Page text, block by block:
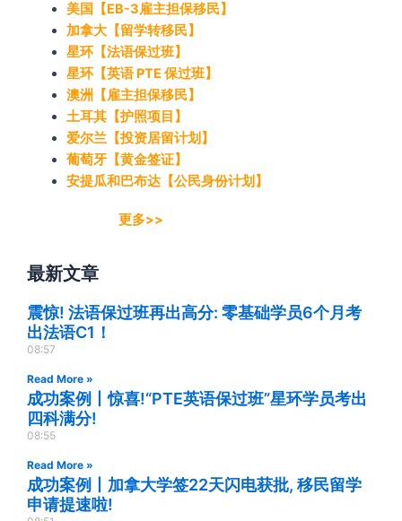
美国【EB-3雇主担保移民】
加拿大【留学转移民】
星环【法语保过班】
星环【英语 PTE 保过班】
澳洲【雇主担保移民】
土耳其【护照项目】
爱尔兰【投资居留计划】
葡萄牙【黄金签证】
安提瓜和巴布达【公民身份计划】
更多>>
最新文章
震惊! 法语保过班再出高分: 零基础学员6个月考
出法语C1！
08:57
Read More »
成功案例丨惊喜!“PTE英语保过班”星环学员考出
四科满分!
08:55
Read More »
成功案例丨加拿大学签22天闪电获批, 移民留学
申请提速啦!